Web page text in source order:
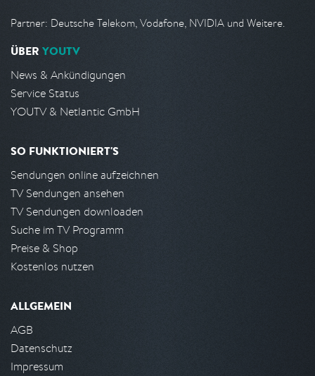
Partner: Deutsche Telekom, Vodafone, NVIDIA und Weitere.
ÜBER YOUTV
News & Ankündigungen
Service Status
YOUTV & Netlantic GmbH
SO FUNKTIONIERT'S
Sendungen online aufzeichnen
TV Sendungen ansehen
TV Sendungen downloaden
Suche im TV Programm
Preise & Shop
Kostenlos nutzen
ALLGEMEIN
AGB
Datenschutz
Impressum